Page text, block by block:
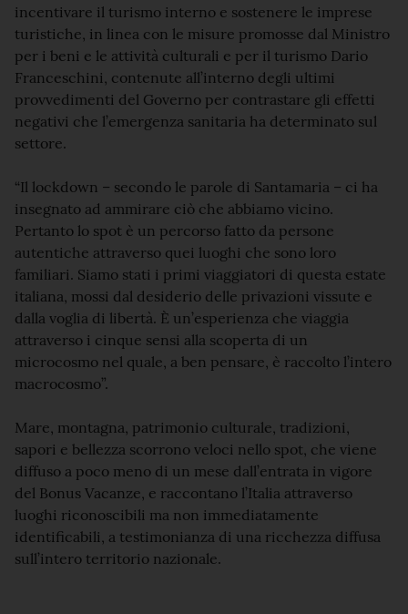
incentivare il turismo interno e sostenere le imprese
turistiche, in linea con le misure promosse dal Ministro
per i beni e le attività culturali e per il turismo Dario
Franceschini, contenute all’interno degli ultimi
provvedimenti del Governo per contrastare gli effetti
negativi che l’emergenza sanitaria ha determinato sul
settore.
“Il lockdown – secondo le parole di Santamaria – ci ha
insegnato ad ammirare ciò che abbiamo vicino.
Pertanto lo spot è un percorso fatto da persone
autentiche attraverso quei luoghi che sono loro
familiari. Siamo stati i primi viaggiatori di questa estate
italiana, mossi dal desiderio delle privazioni vissute e
dalla voglia di libertà. È un’esperienza che viaggia
attraverso i cinque sensi alla scoperta di un
microcosmo nel quale, a ben pensare, è raccolto l’intero
macrocosmo”.
Mare, montagna, patrimonio culturale, tradizioni,
sapori e bellezza scorrono veloci nello spot, che viene
diffuso a poco meno di un mese dall’entrata in vigore
del Bonus Vacanze, e raccontano l’Italia attraverso
luoghi riconoscibili ma non immediatamente
identificabili, a testimonianza di una ricchezza diffusa
sull’intero territorio nazionale.